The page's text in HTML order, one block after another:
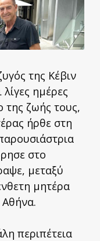
της Κέβιν
ημέρες
της ζωής τους,
ήρθε στη
στο
μεταξύ
μητέρα
περιπέτεια